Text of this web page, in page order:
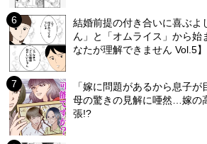
結婚前提の付き合いに喜ぶ
ん」と「オムライス」から始
なたが理解できません Vol.5】
「嫁に問題があるから息子
母の驚きの見解に唖然…嫁の
張!?